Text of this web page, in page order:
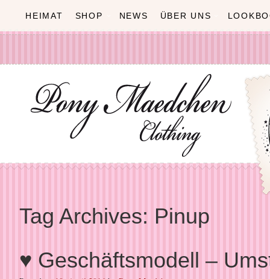
HEIMAT SHOP NEWS ÜBER UNS
Tag Archives: Pinup
♥ Geschäftsmodell –